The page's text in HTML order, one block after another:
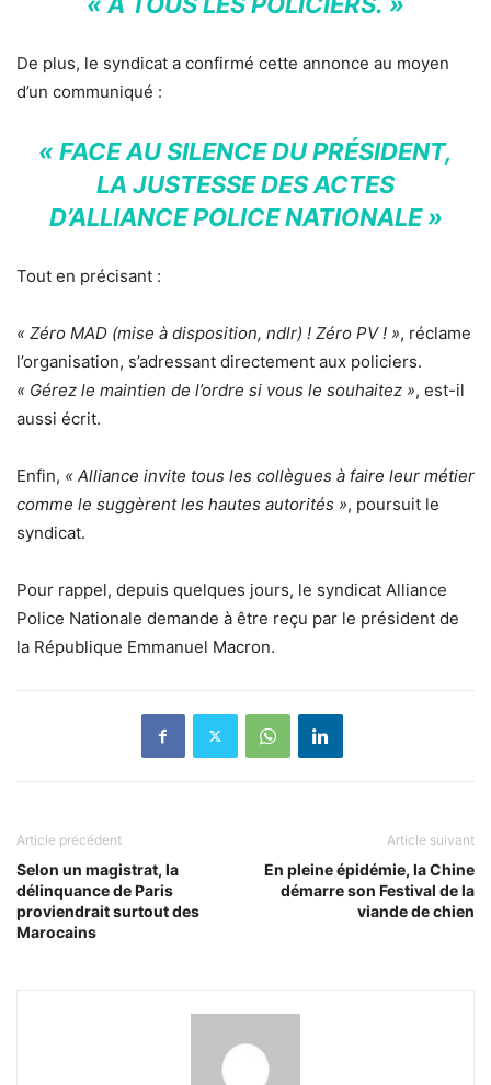
De plus, le syndicat a confirmé cette annonce au moyen
d’un communiqué :
« FACE AU SILENCE DU PRÉSIDENT,
LA JUSTESSE DES ACTES
D’ALLIANCE POLICE NATIONALE »
Tout en précisant :
« Zéro MAD (mise à disposition, ndlr) ! Zéro PV ! », réclame
l’organisation, s’adressant directement aux policiers.
« Gérez le maintien de l’ordre si vous le souhaitez », est-il
aussi écrit.
Enfin, « Alliance invite tous les collègues à faire leur métier
comme le suggèrent les hautes autorités », poursuit le
syndicat.
Pour rappel, depuis quelques jours, le syndicat Alliance
Police Nationale demande à être reçu par le président de
la République Emmanuel Macron.
Article précédent
Selon un magistrat, la
délinquance de Paris
proviendrait surtout des
Marocains
Article suivant
En pleine épidémie, la Chine
démarre son Festival de la
viande de chien